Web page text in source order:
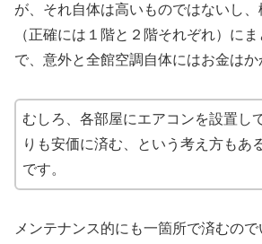
が、それ自体は高いものではないし
（正確には１階と２階それぞれ）に
で、意外と全館空調自体にはお金はか
むしろ、各部屋にエアコンを設置し
りも安価に済む、という考え方もあ
です。
メンテナンス的にも一箇所で済むの